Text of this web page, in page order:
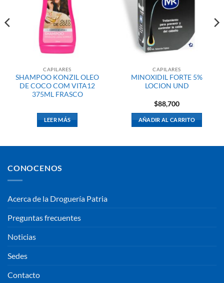
CAPILARES
SHAMPOO KONZIL OLEO
DE COCO COM VITA12
375ML FRASCO
LEER MÁS
CAPILARES
MINOXIDIL FORTE 5%
LOCION UND
$88,700
AÑADIR AL CARRITO
CONOCENOS
Acerca de la Droguería Patria
Preguntas frecuentes
Noticias
Sedes
Contacto